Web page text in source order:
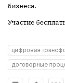
бизнеса.
Участие
цифровая
договорные